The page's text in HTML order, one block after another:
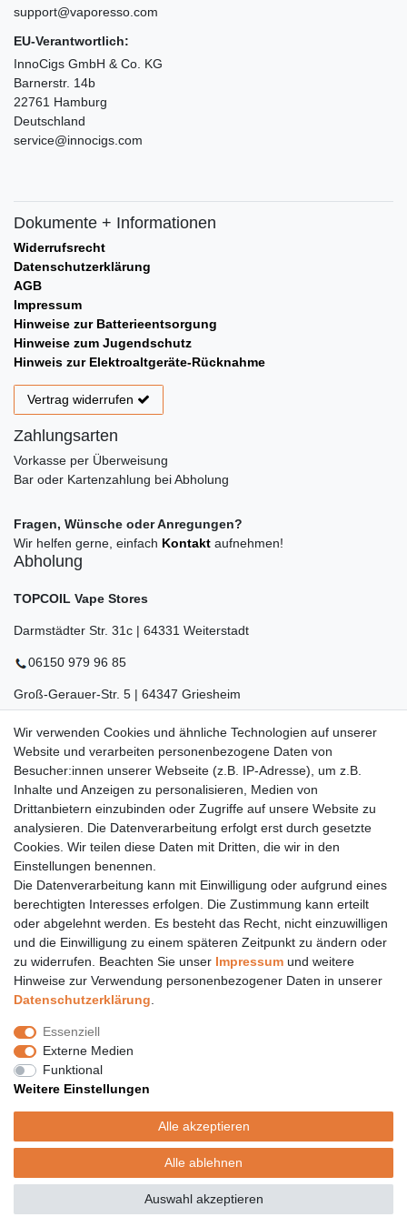
support@vaporesso.com
EU-Verantwortlich:
InnoCigs GmbH & Co. KG
Barnerstr. 14b
22761 Hamburg
Deutschland
service@innocigs.com
Dokumente + Informationen
Widerrufsrecht
Datenschutzerklärung
AGB
Impressum
Hinweise zur Batterieentsorgung
Hinweise zum Jugendschutz
Hinweis zur Elektroaltgeräte-Rücknahme
Vertrag widerrufen
Zahlungsarten
Vorkasse per Überweisung
Bar oder Kartenzahlung bei Abholung
Fragen, Wünsche oder Anregungen?
Wir helfen gerne, einfach Kontakt aufnehmen!
Abholung
TOPCOIL Vape Stores
Darmstädter Str. 31c | 64331 Weiterstadt
06150 979 96 85
Groß-Gerauer-Str. 5 | 64347 Griesheim
06155 834 88 58
Eberstädter Str. 21 | 64319 Pfungstadt
06157 984 88 55
Öffnungszeiten finden Sie hier: www.topcoil.de
E-MAIL **
Newsletter
Honig
Hiermit bestätige ich, dass ich dieDaten­schutz­erklärunggelesen habe.
Meine Einwilligung kann ich jederzeit widerrufen.**
Abonnieren
Versand
Versandinformation
Versandkosten nur 4,90€
- kostenfrei ab 39€ Warenwert
Wir verwenden Cookies und ähnliche Technologien auf unserer
Website und verarbeiten personenbezogene Daten von
Besucher:innen unserer Webseite (z.B. IP-Adresse), um z.B.
Inhalte und Anzeigen zu personalisieren, Medien von
Drittanbietern einzubinden oder Zugriffe auf unsere Website zu
analysieren. Die Datenverarbeitung erfolgt erst durch gesetzte
Cookies. Wir teilen diese Daten mit Dritten, die wir in den
Einstellungen benennen.
Die Datenverarbeitung kann mit Einwilligung oder aufgrund eines
berechtigten Interesses erfolgen. Die Zustimmung kann erteilt
oder abgelehnt werden. Es besteht das Recht, nicht einzuwilligen
und die Einwilligung zu einem späteren Zeitpunkt zu ändern oder
zu widerrufen. Beachten Sie unser Impressum und weitere
Hinweise zur Verwendung personenbezogener Daten in unserer
Daten­schutz­erklärung
Essenziell
Externe Medien
Funktional
Weitere Einstellungen
Alle akzeptieren
Alle ablehnen
Auswahl akzeptieren
© Copyright 2020 Topcoil Jennifer Haas. Alle Rechte vorbehalten.